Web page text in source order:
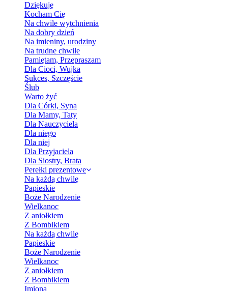
Dziękuję
Kocham Cię
Na chwile wytchnienia
Na dobry dzień
Na imieniny, urodziny
Na trudne chwile
Pamiętam, Przepraszam
Dla Cioci, Wujka
Sukces, Szczęście
Ślub
Warto żyć
Dla Córki, Syna
Dla Mamy, Taty
Dla Nauczyciela
Dla niego
Dla niej
Dla Przyjaciela
Dla Siostry, Brata
Perełki prezentowe
Na każdą chwilę
Papieskie
Boże Narodzenie
Wielkanoc
Z aniołkiem
Z Bombikiem
Na każdą chwilę
Papieskie
Boże Narodzenie
Wielkanoc
Z aniołkiem
Z Bombikiem
Imiona